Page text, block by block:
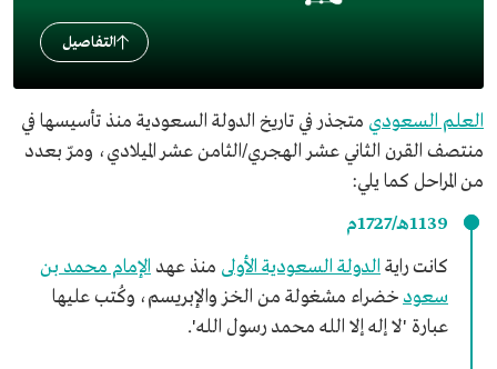
التفاصيل
العلم السعودي متجذر في تاريخ الدولة السعودية منذ تأسيسها في
منتصف القرن الثاني عشر الهجري/الثامن عشر الميلادي، ومرّ بعدد
من المراحل كما يلي:
1139هـ/1727م
كانت راية الدولة السعودية الأولى منذ عهد الإمام محمد بن
سعود خضراء مشغولة من الخز والإبريسم، وكُتب عليها
عبارة 'لا إله إلا الله محمد رسول الله'.